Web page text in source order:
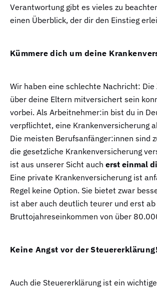
Verantwortung gibt es vieles zu
einen Überblick, der dir den Einstieg
Kümmere dich um deine
Wir haben eine schlechte Nachricht: Die
über deine Eltern mitversichert sein
vorbei. Als Arbeitnehmer:in bist du in
verpflichtet, eine Krankenversicherung
Die meisten Berufsanfänger:innen sind
die gesetzliche Krankenversicherung
ist aus unserer Sicht auch erst einmal
Eine private Krankenversicherung ist
Regel keine Option. Sie bietet zwar
ist aber auch deutlich teurer und erst
Bruttojahreseinkommen von über
Keine Angst vor der Steuererklärung!
Auch die Steuererklärung ist ein